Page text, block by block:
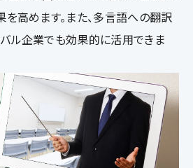
を高めます。また、多言語への翻訳
ル企業でも効果的に活用できま